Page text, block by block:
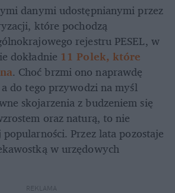
danymi udostępnianymi przez
które pochodzą
rejestru PESEL, w
dokładnie 11 Polek, które
. Choć brzmi ono naprawdę
do tego przywodzi na myśl
skojarzenia z budzeniem się
oraz naturą, to nie
popularności. Przez lata pozostaje
w urzędowych
REKLAMA